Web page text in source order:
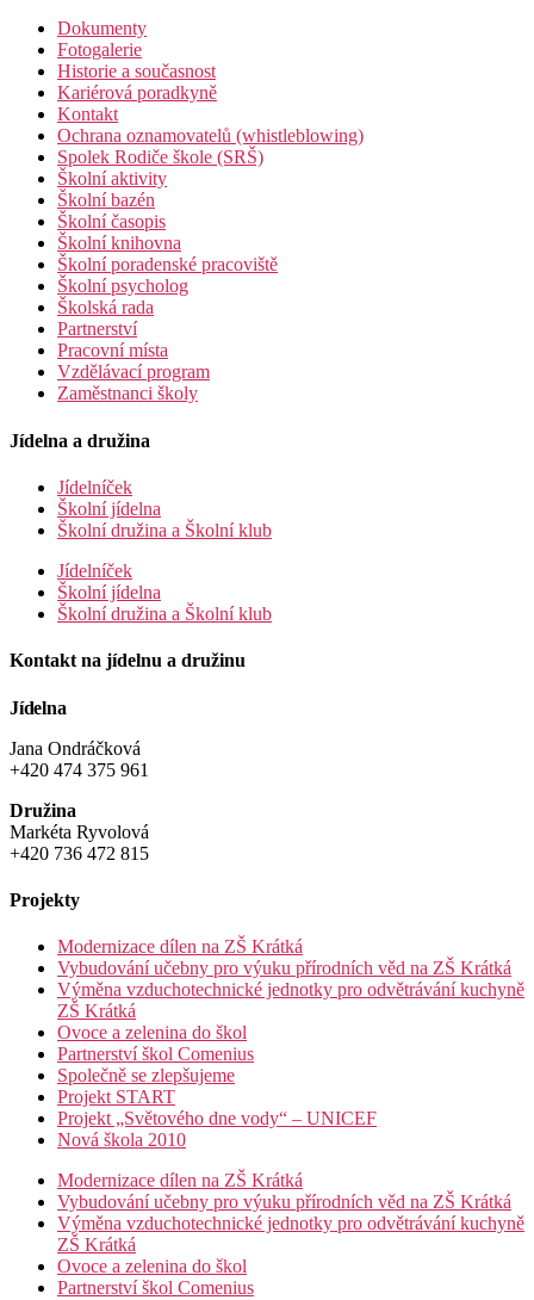
Dokumenty
Fotogalerie
Historie a současnost
Kariérová poradkyně
Kontakt
Ochrana oznamovatelů (whistleblowing)
Spolek Rodiče škole (SRŠ)
Školní aktivity
Školní bazén
Školní časopis
Školní knihovna
Školní poradenské pracoviště
Školní psycholog
Školská rada
Partnerství
Pracovní místa
Vzdělávací program
Zaměstnanci školy
Jídelna a družina
Jídelníček
Školní jídelna
Školní družina a Školní klub
Jídelníček
Školní jídelna
Školní družina a Školní klub
Kontakt na jídelnu a družinu
Jídelna
Jana Ondráčková
+420 474 375 961
Družina
Markéta Ryvolová
+420 736 472 815
Projekty
Modernizace dílen na ZŠ Krátká
Vybudování učebny pro výuku přírodních věd na ZŠ Krátká
Výměna vzduchotechnické jednotky pro odvětrávání kuchyně
ZŠ Krátká
Ovoce a zelenina do škol
Partnerství škol Comenius
Společně se zlepšujeme
Projekt START
Projekt „Světového dne vody“ – UNICEF
Nová škola 2010
Modernizace dílen na ZŠ Krátká
Vybudování učebny pro výuku přírodních věd na ZŠ Krátká
Výměna vzduchotechnické jednotky pro odvětrávání kuchyně
ZŠ Krátká
Ovoce a zelenina do škol
Partnerství škol Comenius